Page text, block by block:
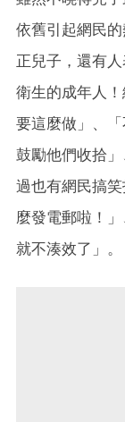
依舊引起網民
正兒子，還有
衛生的成年人
要這麼做」、
鼓勵他們收拾
過也有網民搞
麼發電郵啦！
就不湊效了」。